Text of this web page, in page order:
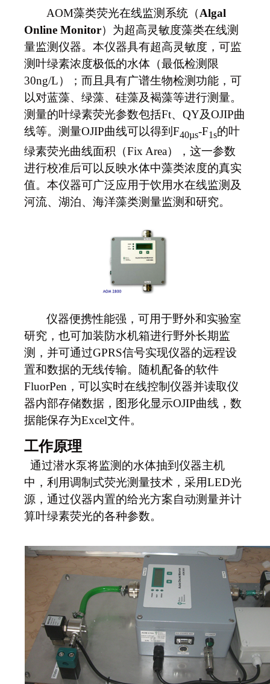
AOM藻类荧光在线监测系统（Algal
Online Monitor）为超高灵敏度藻类在线测
量监测仪器。本仪器具有超高灵敏度，可监
测叶绿素浓度极低的水体（最低检测限
30ng/L）；而且具有广谱生物检测功能，可
以对蓝藻、绿藻、硅藻及褐藻等进行测量。
测量的叶绿素荧光参数包括Ft、QY及OJIP曲
线等。测量OJIP曲线可以得到F40µs-F1s的叶
绿素荧光曲线面积（Fix Area），这一参数
进行校准后可以反映水体中藻类浓度的真实
值。本仪器可广泛应用于饮用水在线监测及
河流、湖泊、海洋藻类测量监测和研究。
仪器便携性能强，可用于野外和实验室
研究，也可加装防水机箱进行野外长期监
测，并可通过GPRS信号实现仪器的远程设
置和数据的无线传输。随机配备的软件
FluorPen，可以实时在线控制仪器并读取仪
器内部存储数据，图形化显示OJIP曲线，数
据能保存为Excel文件。
工作原理
通过潜水泵将监测的水体抽到仪器主机
中， 利用调制式荧光测量技术，采用LED光
源，通过仪器内置的给光方案自动测量并计
算叶绿素荧光的各种参数。